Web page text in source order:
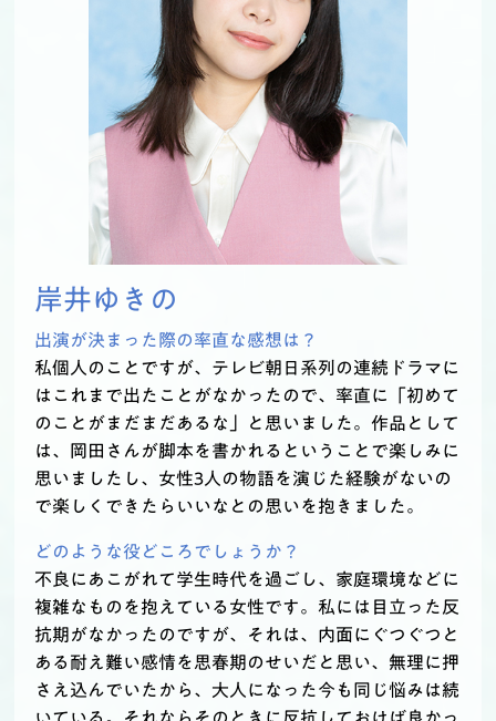
岸井ゆきの
出演が決まった際の率直な感想は？
私個人のことですが、テレビ朝日系列の連続ドラマに
はこれまで出たことがなかったので、率直に「初めて
のことがまだまだあるな」と思いました。作品として
は、岡田さんが脚本を書かれるということで楽しみに
思いましたし、女性3人の物語を演じた経験がないの
で楽しくできたらいいなとの思いを抱きました。
どのような役どころでしょうか？
不良にあこがれて学生時代を過ごし、家庭環境などに
複雑なものを抱えている女性です。私には目立った反
抗期がなかったのですが、それは、内面にぐつぐつと
ある耐え難い感情を思春期のせいだと思い、無理に押
さえ込んでいたから、大人になった今も同じ悩みは続